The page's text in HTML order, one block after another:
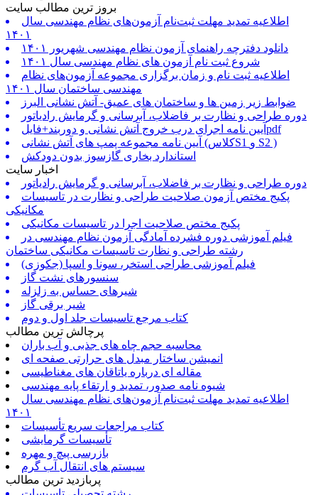
بروز ترین مطالب سایت
اطلاعیه تمدید مهلت ثبت‌نام آزمون‌های نظام مهندسی سال
۱۴۰۱
دانلود دفترچه راهنمای آزمون نظام مهندسی شهریور ۱۴۰۱
شروع ثبت نام آزمون های نظام مهندسی سال ۱۴۰۱
اطلاعیه ثبت نام و زمان برگزاری مجموعه آزمون‌های نظام
مهندسی ساختمان سال ۱۴۰۱
ضوابط زیر زمین ها و ساختمان های عمیق- آتش نشانی البرز
دوره طراحی و نظارت بر فاضلاب، آبرسانی و گرمایش رادیاتور
آیین نامه اجرای درب خروج آتش نشانی و دوربند+فایلpdf
آیین نامه مجموعه پمپ های آتش نشانی (کلاسS1 و S2 )
استاندارد بخاری گازسوز بدون دودکش
اخبار سایت
دوره طراحی و نظارت بر فاضلاب، آبرسانی و گرمایش رادیاتور
پکیج مختص آزمون صلاحیت طراحی و نظارت در تاسیسات
مکانیکی
پکیج مختص صلاحیت اجرا در تاسیسات مکانیکی
فیلم آموزشی دوره فشرده آمادگی آزمون نظام مهندسی در
رشته طراحی و نظارت تاسیسات مکانیکی ساختمان
فیلم آموزشی طراحی استخر، سونا و اسپا (جکوزی)
سنسورهای نشت گاز
شیرهای حساس به زلزله
شیر برقی گاز
کتاب مرجع تاسیسات جلد اول و دوم
پرچالش ترین مطالب
محاسبه حجم چاه های جذبی و آب باران
انمیشن ساختار مبدل های حرارتی صفحه ای
مقاله ای درباره یاتاقان های مغناطیسی
شیوه نامه صدور، تمدید و ارتقاء پایه مهندسی
اطلاعیه تمدید مهلت ثبت‌نام آزمون‌های نظام مهندسی سال
۱۴۰۱
کتاب مراجعات سریع تأسیسات
تأسیسات گرمایشی
بازرسی پیچ و مهره
سیستم های انتقال آب گرم
پربازدید ترین مطالب